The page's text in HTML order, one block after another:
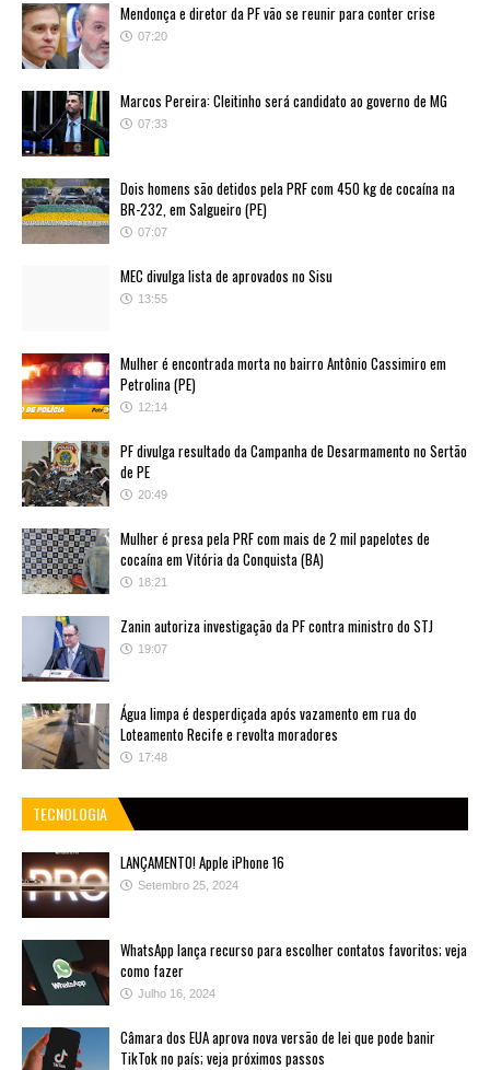
Mendonça e diretor da PF vão se reunir para conter crise
07:20
Marcos Pereira: Cleitinho será candidato ao governo de MG
07:33
Dois homens são detidos pela PRF com 450 kg de cocaína na
BR-232, em Salgueiro (PE)
07:07
MEC divulga lista de aprovados no Sisu
13:55
Mulher é encontrada morta no bairro Antônio Cassimiro em
Petrolina (PE)
12:14
PF divulga resultado da Campanha de Desarmamento no Sertão
de PE
20:49
Mulher é presa pela PRF com mais de 2 mil papelotes de
cocaína em Vitória da Conquista (BA)
18:21
Zanin autoriza investigação da PF contra ministro do STJ
19:07
Água limpa é desperdiçada após vazamento em rua do
Loteamento Recife e revolta moradores
17:48
TECNOLOGIA
LANÇAMENTO! Apple iPhone 16
Setembro 25, 2024
WhatsApp lança recurso para escolher contatos favoritos; veja
como fazer
Julho 16, 2024
Câmara dos EUA aprova nova versão de lei que pode banir
TikTok no país; veja próximos passos